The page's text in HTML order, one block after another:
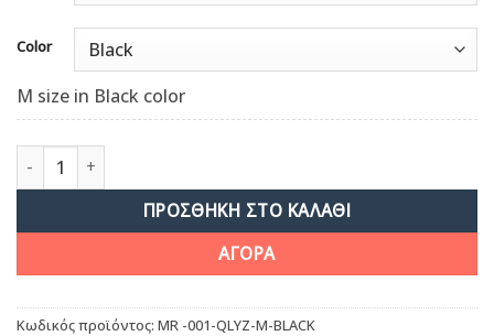
Color
M size in Black color
Mr Wilson ποσότητα
ΠΡΟΣΘΉΚΗ ΣΤΟ ΚΑΛΆΘΙ
ΑΓΟΡΑ
Κωδικός προϊόντος: MR -001-QLYZ-M-BLACK